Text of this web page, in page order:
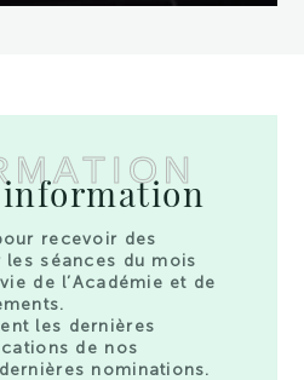
recevoir des
séances du mois
de l’Académie et de
les dernières
de nos
nominations.